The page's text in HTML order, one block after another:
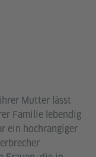
Mutter lässt
Familie lebendig
ein hochrangiger